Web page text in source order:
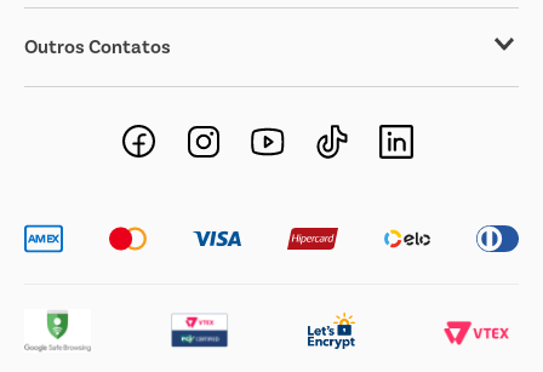
Outros Contatos
Negócios Imobiliários
Novos Fornecedores